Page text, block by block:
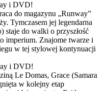
i DVD!
do magazynu „Runway”
Tymczasem jej legendarna
staje do walki o przyszłość
imperium. Znajome twarze i
w tej stylowej kontynuacji
i DVD!
Le Domas, Grace (Samara
w kolejny etap